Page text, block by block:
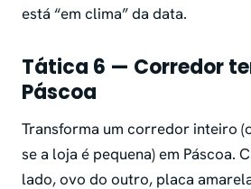
está “em clima” da data.
Tática 6 — Corredor
Páscoa
Transforma um corredor inteiro
se a loja é pequena) em Páscoa.
lado, ovo do outro, placa